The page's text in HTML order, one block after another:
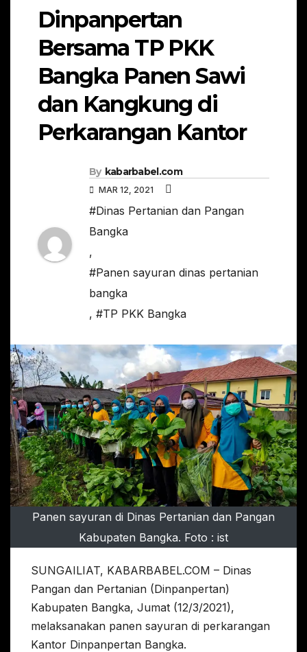
Dinpanpertan
Bersama TP PKK
Bangka Panen Sawi
dan Kangkung di
Perkarangan Kantor
By kabarbabel.com
MAR 12, 2021
#Dinas Pertanian dan Pangan
Bangka
,
#Panen sayuran dinas pertanian
bangka
, #TP PKK Bangka
Panen sayuran di Dinas Pertanian dan Pangan
Kabupaten Bangka. Foto : ist
SUNGAILIAT, KABARBABEL.COM – Dinas
Pangan dan Pertanian (Dinpanpertan)
Kabupaten Bangka, Jumat (12/3/2021),
melaksanakan panen sayuran di perkarangan
Kantor Dinpanpertan Bangka.